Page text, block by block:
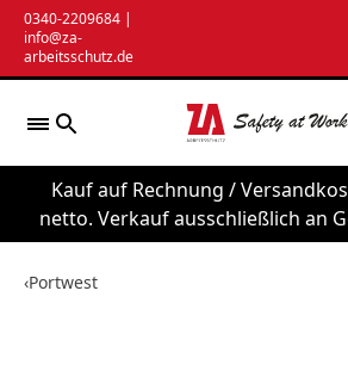
Zum
Inhalt
springen
0340-2209684 |
info@za-
arbeitsschutz.de
Kauf auf Rechnung /
netto. Verkauf ausschließlich an
‹Portwest